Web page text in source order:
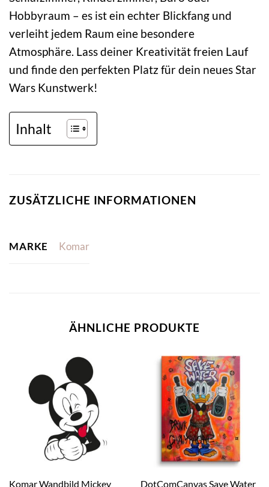
Hobbyraum – es ist ein echter Blickfang und
verleiht jedem Raum eine besondere
Atmosphäre. Lass deiner Kreativität freien Lauf
und finde den perfekten Platz für dein neues Star
Wars Kunstwerk!
Inhalt
ZUSÄTZLICHE INFORMATIONEN
MARKE Komar
ÄHNLICHE PRODUKTE
Komar Wandbild Mickey DotComCanvas Save Water